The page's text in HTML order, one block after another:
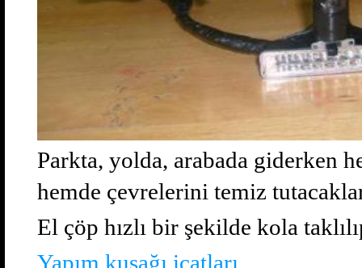
Parkta, yolda, arabada giderken
hemde çevrelerini temiz
El çöp hızlı bir şekilde kola
Yapım kuşağı icatları